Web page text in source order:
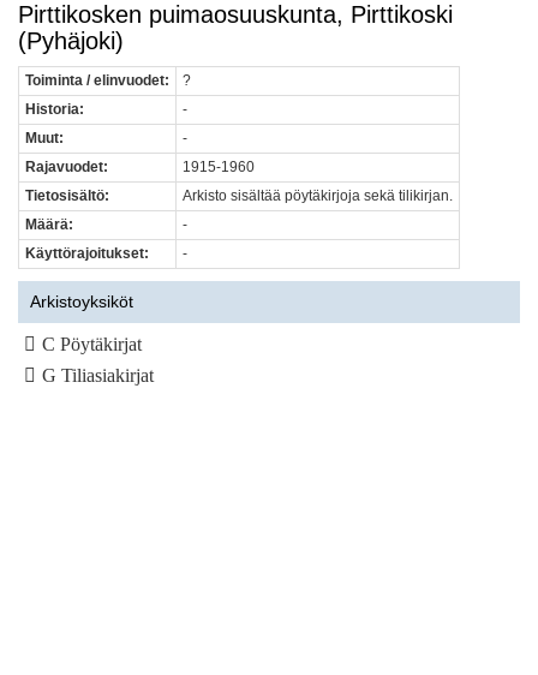
Pirttikosken puimaosuuskunta, Pirttikoski
(Pyhäjoki)
Toiminta / elinvuodet:
?
Historia:
-
Muut:
-
Rajavuodet:
1915-1960
Tietosisältö:
Arkisto sisältää pöytäkirjoja sekä tilikirjan.
Määrä:
-
Käyttörajoitukset:
-
Arkistoyksiköt
C Pöytäkirjat
G Tiliasiakirjat